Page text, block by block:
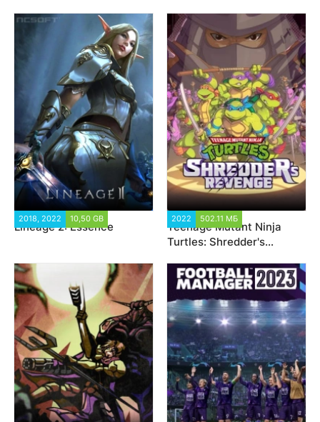
2018, 2022 10,50 GB
Lineage 2: Essence
2022 502.11 МБ
Teenage Mutant Ninja
Turtles: Shredder's